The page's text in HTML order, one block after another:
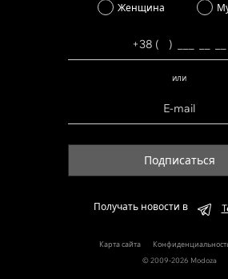
Женщина
или
Подписаться
Получать новости в
Карта сайта
© 2009-2026 Modoza